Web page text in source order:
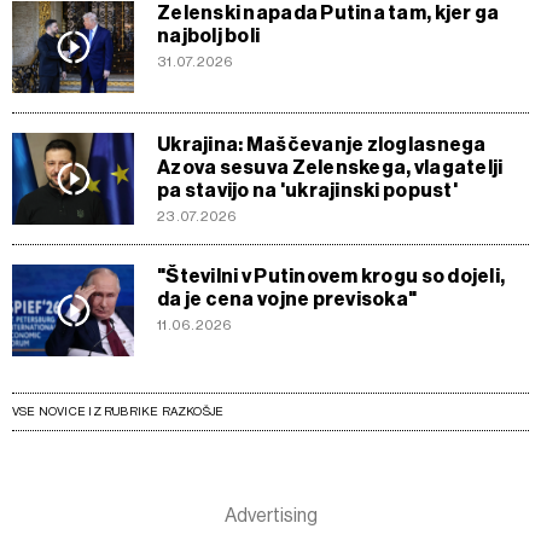
Zelenski napada Putina tam, kjer ga
najbolj boli
31.07.2026
Ukrajina: Maščevanje zloglasnega
Azova sesuva Zelenskega, vlagatelji
pa stavijo na 'ukrajinski popust'
23.07.2026
"Številni v Putinovem krogu so dojeli,
da je cena vojne previsoka"
11.06.2026
VSE NOVICE IZ RUBRIKE RAZKOŠJE